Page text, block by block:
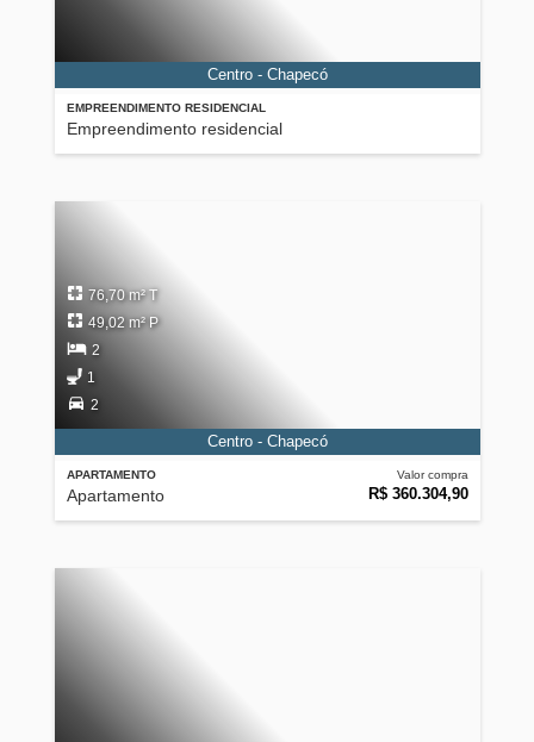
EMPREENDIMENTO RESIDENCIAL
Empreendimento residencial
Centro - Chapecó
APARTAMENTO
Apartamento
Valor compra
R$ 360.304,90
76,70 m² T
49,02 m² P
2
1
2
Centro - Chapecó